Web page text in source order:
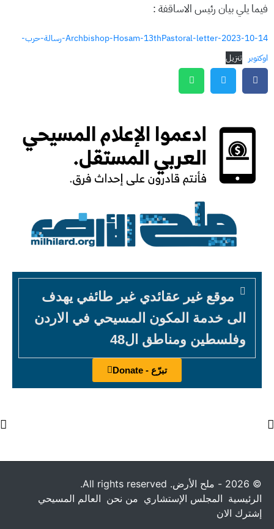
فيما يلي بيان رئيس الاساقفة :
2023-10-14-Archbishop-Hosam-13thPastoral-letter-رسالة-حرب-
اوكتوبر تنزيل
موقع غير عقائدي غير طائفي يهدف
الى خدمة المكون المسيحي في الاردن
وفلسطين ومناطق ال48
تبرّع - Donate
© 2026 - ملح الأرض. All rights reserved.
الرئيسية المجلس الإستشاري من نحن العالم المسيحي
إشترك الان